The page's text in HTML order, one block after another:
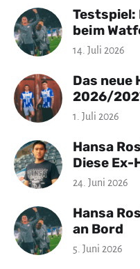
beim
14. Juli 2026
Das neue
2026/
1. Juli 2026
Hansa
Diese Ex-
24. Juni 2026
Hansa
an Bord
5. Juni 2026